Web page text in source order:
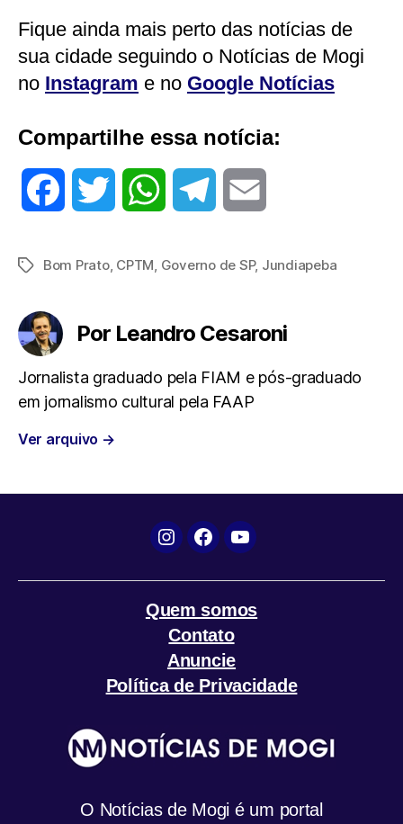
Fique ainda mais perto das notícias de
sua cidade seguindo o Notícias de Mogi
no Instagram e no Google Notícias
Compartilhe essa notícia:
o
o
k
e A
p
r
m
TagsBom Prato, CPTM, Governo de SP, Jundiapeba
Por Leandro Cesaroni
Jornalista graduado pela FIAM e pós-graduado
em jornalismo cultural pela FAAP
Ver arquivo →
Instagram
FacebookYouTube
Quem somos
Contato
Anuncie
Política de Privacidade
O Notícias de Mogi é um portal